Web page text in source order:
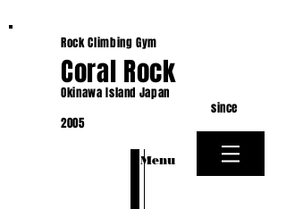
Rock Climbing Gym
Coral Rock
Okinawa Island Japan
since
2005
​Menu